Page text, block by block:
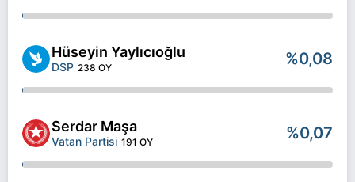
Hüseyin Yaylıcıoğlu
DSP 238 OY %0,08
Serdar Maşa
Vatan Partisi 191 OY %0,07